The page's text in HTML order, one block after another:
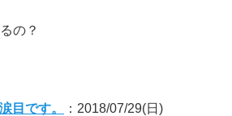
の？
目です。
：2018/07/29(日)